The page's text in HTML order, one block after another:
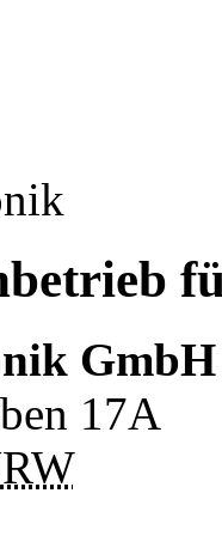
GmbH
17A